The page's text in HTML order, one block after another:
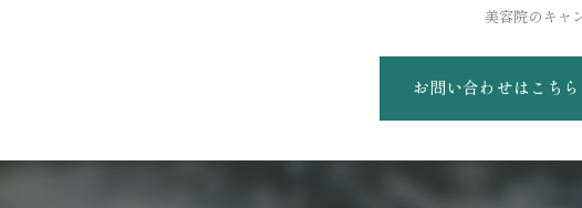
美容院のキャ
お問い合わせはこちら